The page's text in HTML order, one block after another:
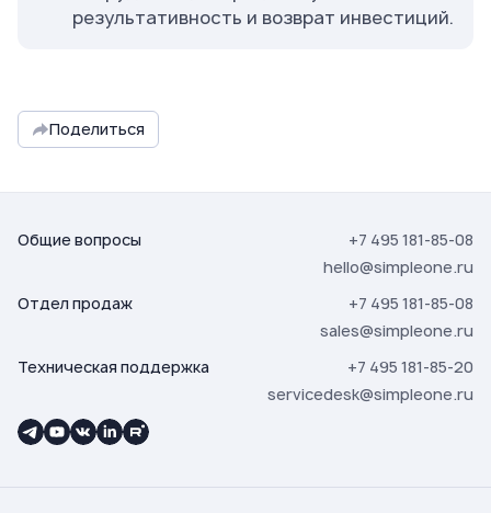
результативность и возврат инвестиций.
Поделиться
Общие вопросы
+7 495 181-85-08
hello@simpleone.ru
Отдел продаж
+7 495 181-85-08
sales@simpleone.ru
Техническая поддержка
+7 495 181-85-20
servicedesk@simpleone.ru